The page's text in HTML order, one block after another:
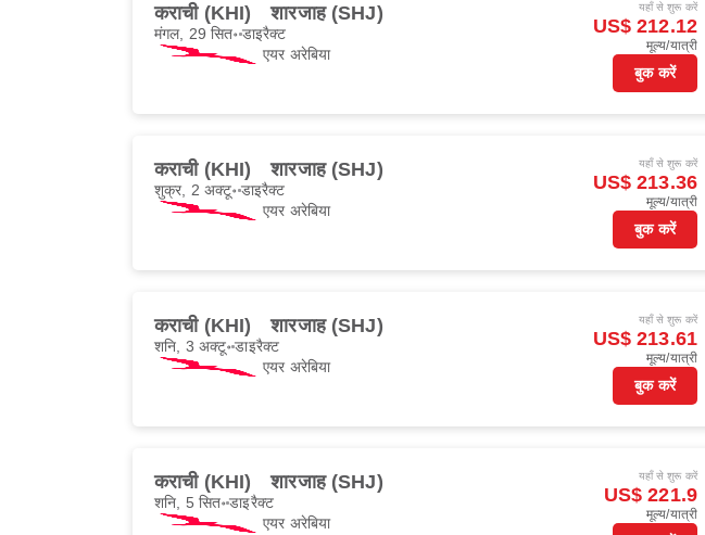
कराची (KHI) शारजाह (SHJ)
मंगल, 29 सित॰ डाइरैक्ट
एयर अरेबिया
यहाँ से शुरू करें
US$ 212.12
मूल्य/यात्री
बुक करें
कराची (KHI) शारजाह (SHJ)
शुक्र, 2 अक्टू॰ डाइरैक्ट
एयर अरेबिया
यहाँ से शुरू करें
US$ 213.36
मूल्य/यात्री
बुक करें
कराची (KHI) शारजाह (SHJ)
शनि, 3 अक्टू॰डाइरैक्ट
एयर अरेबिया
यहाँ से शुरू करें
US$ 213.61
मूल्य/यात्री
बुक करें
कराची (KHI) शारजाह (SHJ)
शनि, 5 सित॰डाइरैक्ट
एयर अरेबिया
यहाँ से शुरू करें
US$ 221.9
मूल्य/यात्री